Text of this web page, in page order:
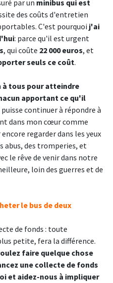
par un minibus qui est
des coûts d'entretien
C'est pourquoi j'ai
: parce qu'il est urgent
, qui coûte 22 000 euros, et
seuls ce coût.
tous pour atteindre
apportant ce qu'il
continuer à répondre à
dans mon cœur comme
regarder dans les yeux
abus, des tromperies, et
le rêve de venir dans notre
loin des guerres et de
le bus de deux
de fonds : toute
petite, fera la différence.
faire quelque chose
une collecte de fonds
et aidez-nous à impliquer